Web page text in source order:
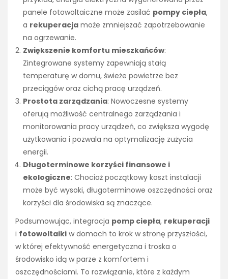
panele fotowoltaiczne może zasilać pompy ciepła,
a rekuperacja może zmniejszać zapotrzebowanie
na ogrzewanie.
Zwiększenie komfortu mieszkańców:
Zintegrowane systemy zapewniają stałą
temperaturę w domu, świeże powietrze bez
przeciągów oraz cichą pracę urządzeń.
Prostota zarządzania: Nowoczesne systemy
oferują możliwość centralnego zarządzania i
monitorowania pracy urządzeń, co zwiększa wygodę
użytkowania i pozwala na optymalizację zużycia
energii.
Długoterminowe korzyści finansowe i
ekologiczne: Chociaż początkowy koszt instalacji
może być wysoki, długoterminowe oszczędności oraz
korzyści dla środowiska są znaczące.
Podsumowując, integracja pomp ciepła, rekuperacji
i fotowoltaiki w domach to krok w stronę przyszłości,
w której efektywność energetyczna i troska o
środowisko idą w parze z komfortem i
oszczędnościami. To rozwiązanie, które z każdym